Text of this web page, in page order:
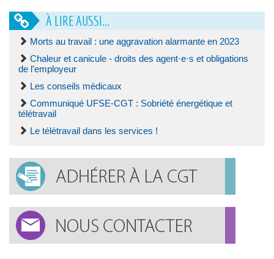
À LIRE AUSSI...
Morts au travail : une aggravation alarmante en 2023
Chaleur et canicule - droits des agent·e·s et obligations
de l’employeur
Les conseils médicaux
Communiqué UFSE-CGT : Sobriété énergétique et
télétravail
Le télétravail dans les services !